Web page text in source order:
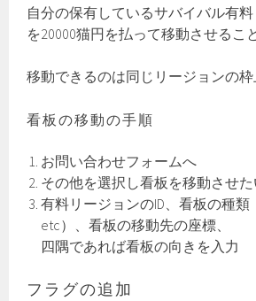
自分の保有しているサバイバル有
を20000猫円を払って移動させるこ
移動できるのは同じリージョンの
看板の移動の手順
お問い合わせフォームへ
その他を選択し看板を移動させ
有料リージョンのID、看板の種類
etc）、看板の移動先の座標、
四隅であれば看板の向きを入力
フラグの追加